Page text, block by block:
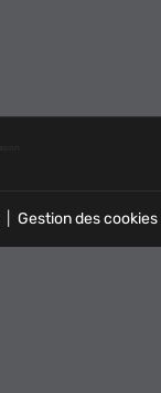
Gestion des cookies